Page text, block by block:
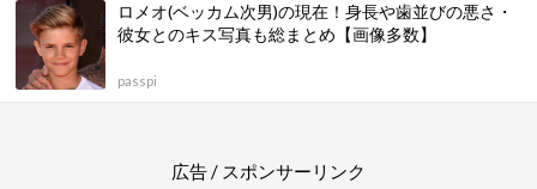
ロメオ(ベッカム次男)の現在！身長や歯並びの悪さ・
彼女とのキス写真も総まとめ【画像多数】
passpi
広告 / スポンサーリンク